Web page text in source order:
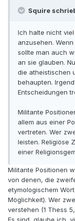
Squire
Ich halte nicht
anzusehen.
sollte man auch
an sie glauben.
die atheistischen
behaupten.
Entscheidungen
Militante
allem aus einer
vertreten. Wer
leisten. Religiöse
einer
Militante Positionen
von denen, die
etymologischem
Möglichkeit). Wer
verstehen (1 Thess